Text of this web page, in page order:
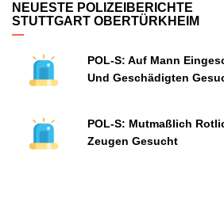
NEUESTE POLIZEIBERICHTE
STUTTGART OBERTÜRKHEIM
POL-S: Auf Mann
Und Geschädigten
POL-S: Mutmaßlich
Zeugen Gesucht